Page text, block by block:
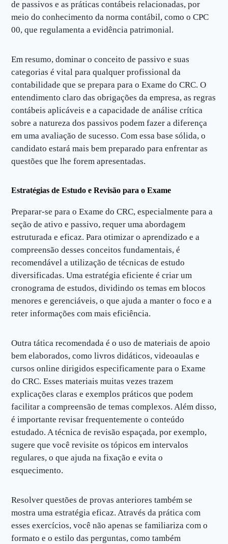
de passivos e as práticas contábeis relacionadas, por
meio do conhecimento da norma contábil, como o CPC
00, que regulamenta a evidência patrimonial.
Em resumo, dominar o conceito de passivo e suas
categorias é vital para qualquer profissional da
contabilidade que se prepara para o Exame do CRC. O
entendimento claro das obrigações da empresa, as regras
contábeis aplicáveis e a capacidade de análise crítica
sobre a natureza dos passivos podem fazer a diferença
em uma avaliação de sucesso. Com essa base sólida, o
candidato estará mais bem preparado para enfrentar as
questões que lhe forem apresentadas.
Estratégias de Estudo e Revisão para o Exame
Preparar-se para o Exame do CRC, especialmente para a
seção de ativo e passivo, requer uma abordagem
estruturada e eficaz. Para otimizar o aprendizado e a
compreensão desses conceitos fundamentais, é
recomendável a utilização de técnicas de estudo
diversificadas. Uma estratégia eficiente é criar um
cronograma de estudos, dividindo os temas em blocos
menores e gerenciáveis, o que ajuda a manter o foco e a
reter informações com mais eficiência.
Outra tática recomendada é o uso de materiais de apoio
bem elaborados, como livros didáticos, videoaulas e
cursos online dirigidos especificamente para o Exame
do CRC. Esses materiais muitas vezes trazem
explicações claras e exemplos práticos que podem
facilitar a compreensão de temas complexos. Além disso,
é importante revisar frequentemente o conteúdo
estudado. A técnica de revisão espaçada, por exemplo,
sugere que você revisite os tópicos em intervalos
regulares, o que ajuda na fixação e evita o
esquecimento.
Resolver questões de provas anteriores também se
mostra uma estratégia eficaz. Através da prática com
esses exercícios, você não apenas se familiariza com o
formato e o estilo das perguntas, como também